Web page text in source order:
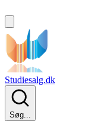
Studiesalg.dk
Søg...